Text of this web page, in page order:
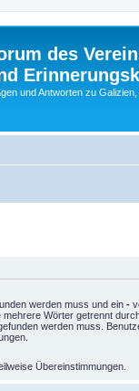
des
und Antworten zu
werden muss und ein -
mehrere Wörter getrennt
werden muss.
Übereinstimmungen.